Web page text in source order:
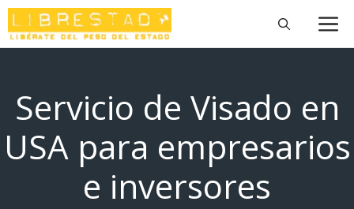
Saltar
al
contenido
Servicio de Visado en
USA para empresarios
e inversores